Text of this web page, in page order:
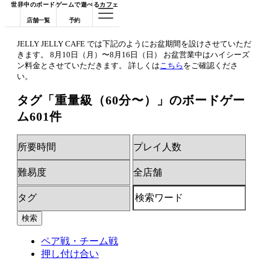
世界中のボードゲームで遊べるカフェ
店舗一覧 予約
JELLY JELLY CAFE では下記のようにお盆期間を設けさせていただ
きます。 8月10日（月）〜8月16日（日） お盆営業中はハイシーズ
ン料金とさせていただきます。 詳しくはこちら をご確認くださ
い。
タグ「重量級（60分〜）」のボードゲー
ム601件
ペア戦・チーム戦
押し付け合い